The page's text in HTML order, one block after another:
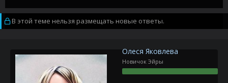
т
о
р
м
т
а
н
В этой теме нельзя размещать новые ответы.
Олеся Яковлева
Новичок Эйры